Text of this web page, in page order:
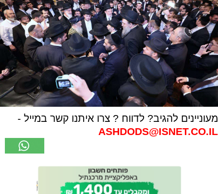
מעוניינים להגיב? לדווח ? צרו איתנו קשר במייל -
ASHDODS@ISNET.CO.IL